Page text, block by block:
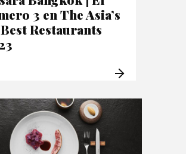
3 en The Asia’s
Restaurants